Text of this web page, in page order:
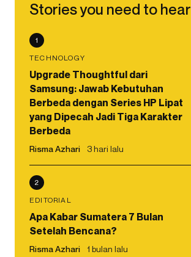
Stories you need to hear
1
TECHNOLOGY
Upgrade Thoughtful dari
Samsung: Jawab Kebutuhan
Berbeda dengan Series HP Lipat
yang Dipecah Jadi Tiga Karakter
Berbeda
Risma Azhari 3 hari lalu
2
EDITORIAL
Apa Kabar Sumatera 7 Bulan
Setelah Bencana?
Risma Azhari 1 bulan lalu